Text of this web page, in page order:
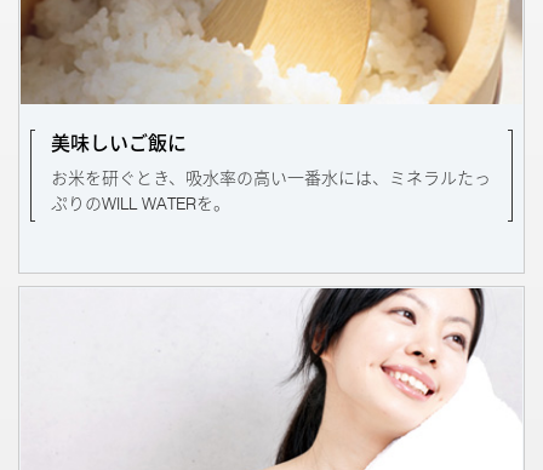
美味しいご飯に
お米を研ぐとき、吸水率の高い一番水には、ミネラルたっ
ぷりのWILL WATERを。